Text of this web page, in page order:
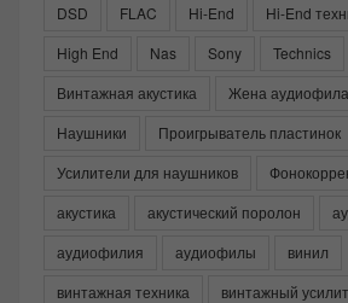
DSD FLAC Hi-End Hi-End
High End
Nas Sony
Technics
Винтажная акустика
Жена аудиофила
Наушники
Проигрыватель пластинок
Усилители для наушников
акустика
акустический поролон
аудиофилия
аудиофилы
винил
винтажная техника
винтажный